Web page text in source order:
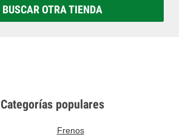
BUSCAR OTRA TIENDA
Categorías populares
Frenos